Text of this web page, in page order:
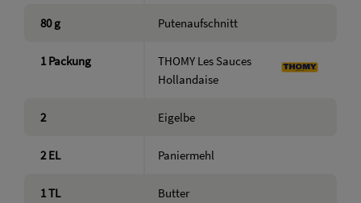
80 g Putenaufschnitt
1 Packung
THOMY Les Sauces
Hollandaise
2 Eigelbe
2 EL Paniermehl
1TL Butter